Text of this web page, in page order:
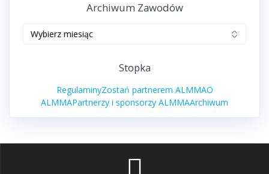
Archiwum Zawodów
Stopka
RegulaminyZostań partnerem ALMMAO
ALMMAPartnerzy i sponsorzy ALMMAArchiwum